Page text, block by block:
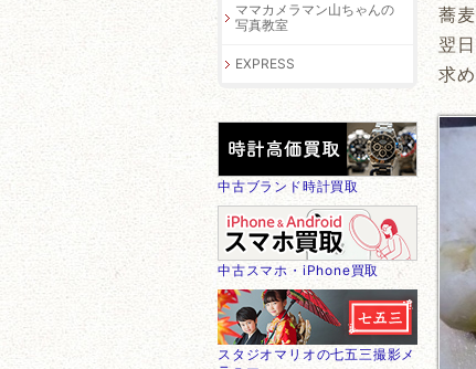
蕎
翌
求
ママカメラマン山ちゃんの
写真教室
EXPRESS
中古ブランド時計買取
中古スマホ・iPhone買取
スタジオマリオの七五三撮影メ